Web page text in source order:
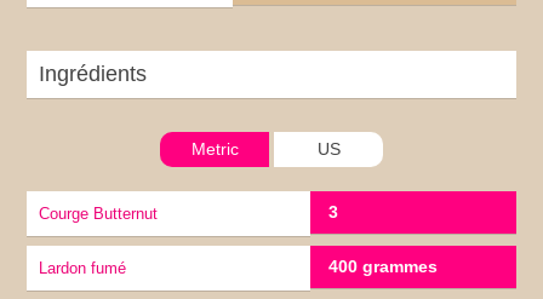
Ingrédients
Metric US
Courge Butternut 3
Lardon fumé 400 grammes